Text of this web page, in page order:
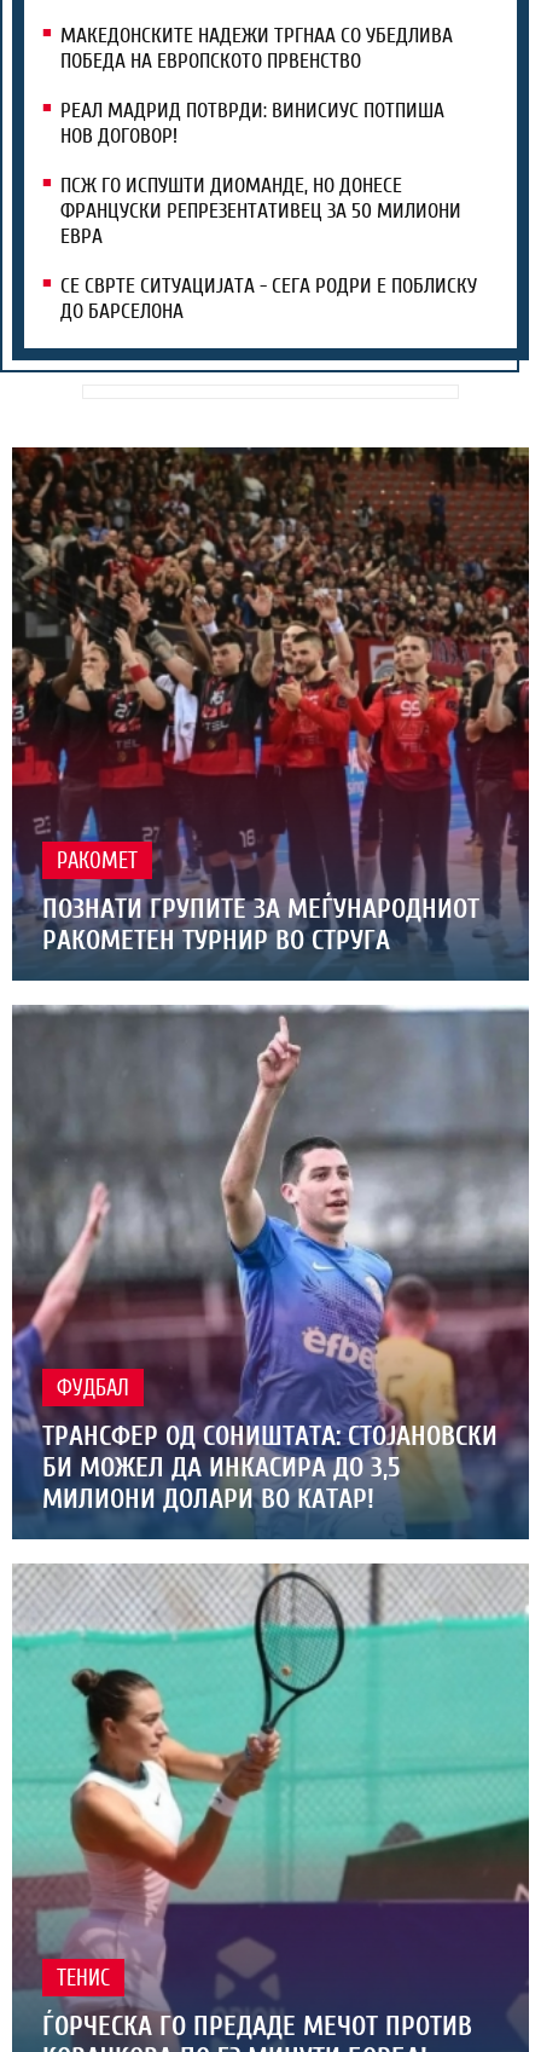
МАКЕДОНСКИТЕ НАДЕЖИ ТРГНАА СО УБЕДЛИВА
ПОБЕДА НА ЕВРОПСКОТО ПРВЕНСТВО
РЕАЛ МАДРИД ПОТВРДИ: ВИНИСИУС ПОТПИША
НОВ ДОГОВОР!
ПСЖ ГО ИСПУШТИ ДИОМАНДЕ, НО ДОНЕСЕ
ФРАНЦУСКИ РЕПРЕЗЕНТАТИВЕЦ ЗА 50 МИЛИОНИ
ЕВРА
СЕ СВРТЕ СИТУАЦИЈАТА - СЕГА РОДРИ Е ПОБЛИСКУ
ДО БАРСЕЛОНА
РАКОМЕТ
ПОЗНАТИ ГРУПИТЕ ЗА МЕЃУНАРОДНИОТ
РАКОМЕТЕН ТУРНИР ВО СТРУГА
ФУДБАЛ
ТРАНСФЕР ОД СОНИШТАТА: СТОЈАНОВСКИ
БИ МОЖЕЛ ДА ИНКАСИРА ДО 3,5
МИЛИОНИ ДОЛАРИ ВО КАТАР!
ТЕНИС
ЃОРЧЕСКА ГО ПРЕДАДЕ МЕЧОТ ПРОТИВ